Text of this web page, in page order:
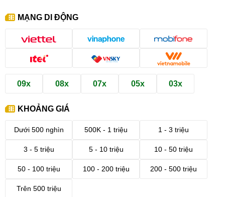
MẠNG DI ĐỘNG
09x 08x 07x 05x 03x
KHOẢNG GIÁ
Dưới 500 nghìn 500K - 1 triệu 1 - 3 triệu
3 - 5 triệu 5 - 10 triệu 10 - 50 triệu
50 - 100 triệu 100 - 200 triệu 200 - 500 triệu
Trên 500 triệu